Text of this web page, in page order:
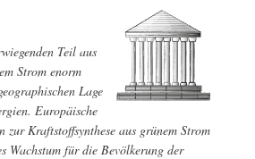
Photosynthese
Teil aus
Strom enorm
Lage
Europäische
Kraftstoffsynthese aus grünem Strom
Wachstum für die Bevölkerung der